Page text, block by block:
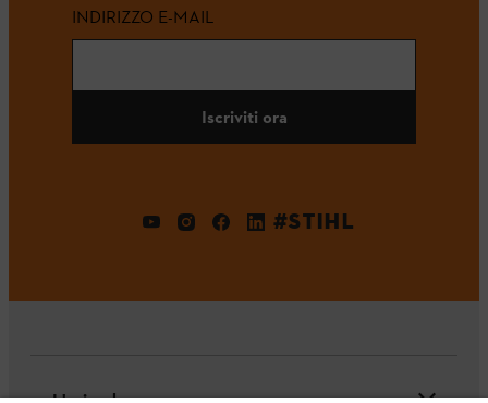
INDIRIZZO E-MAIL
Iscriviti ora
#STIHL